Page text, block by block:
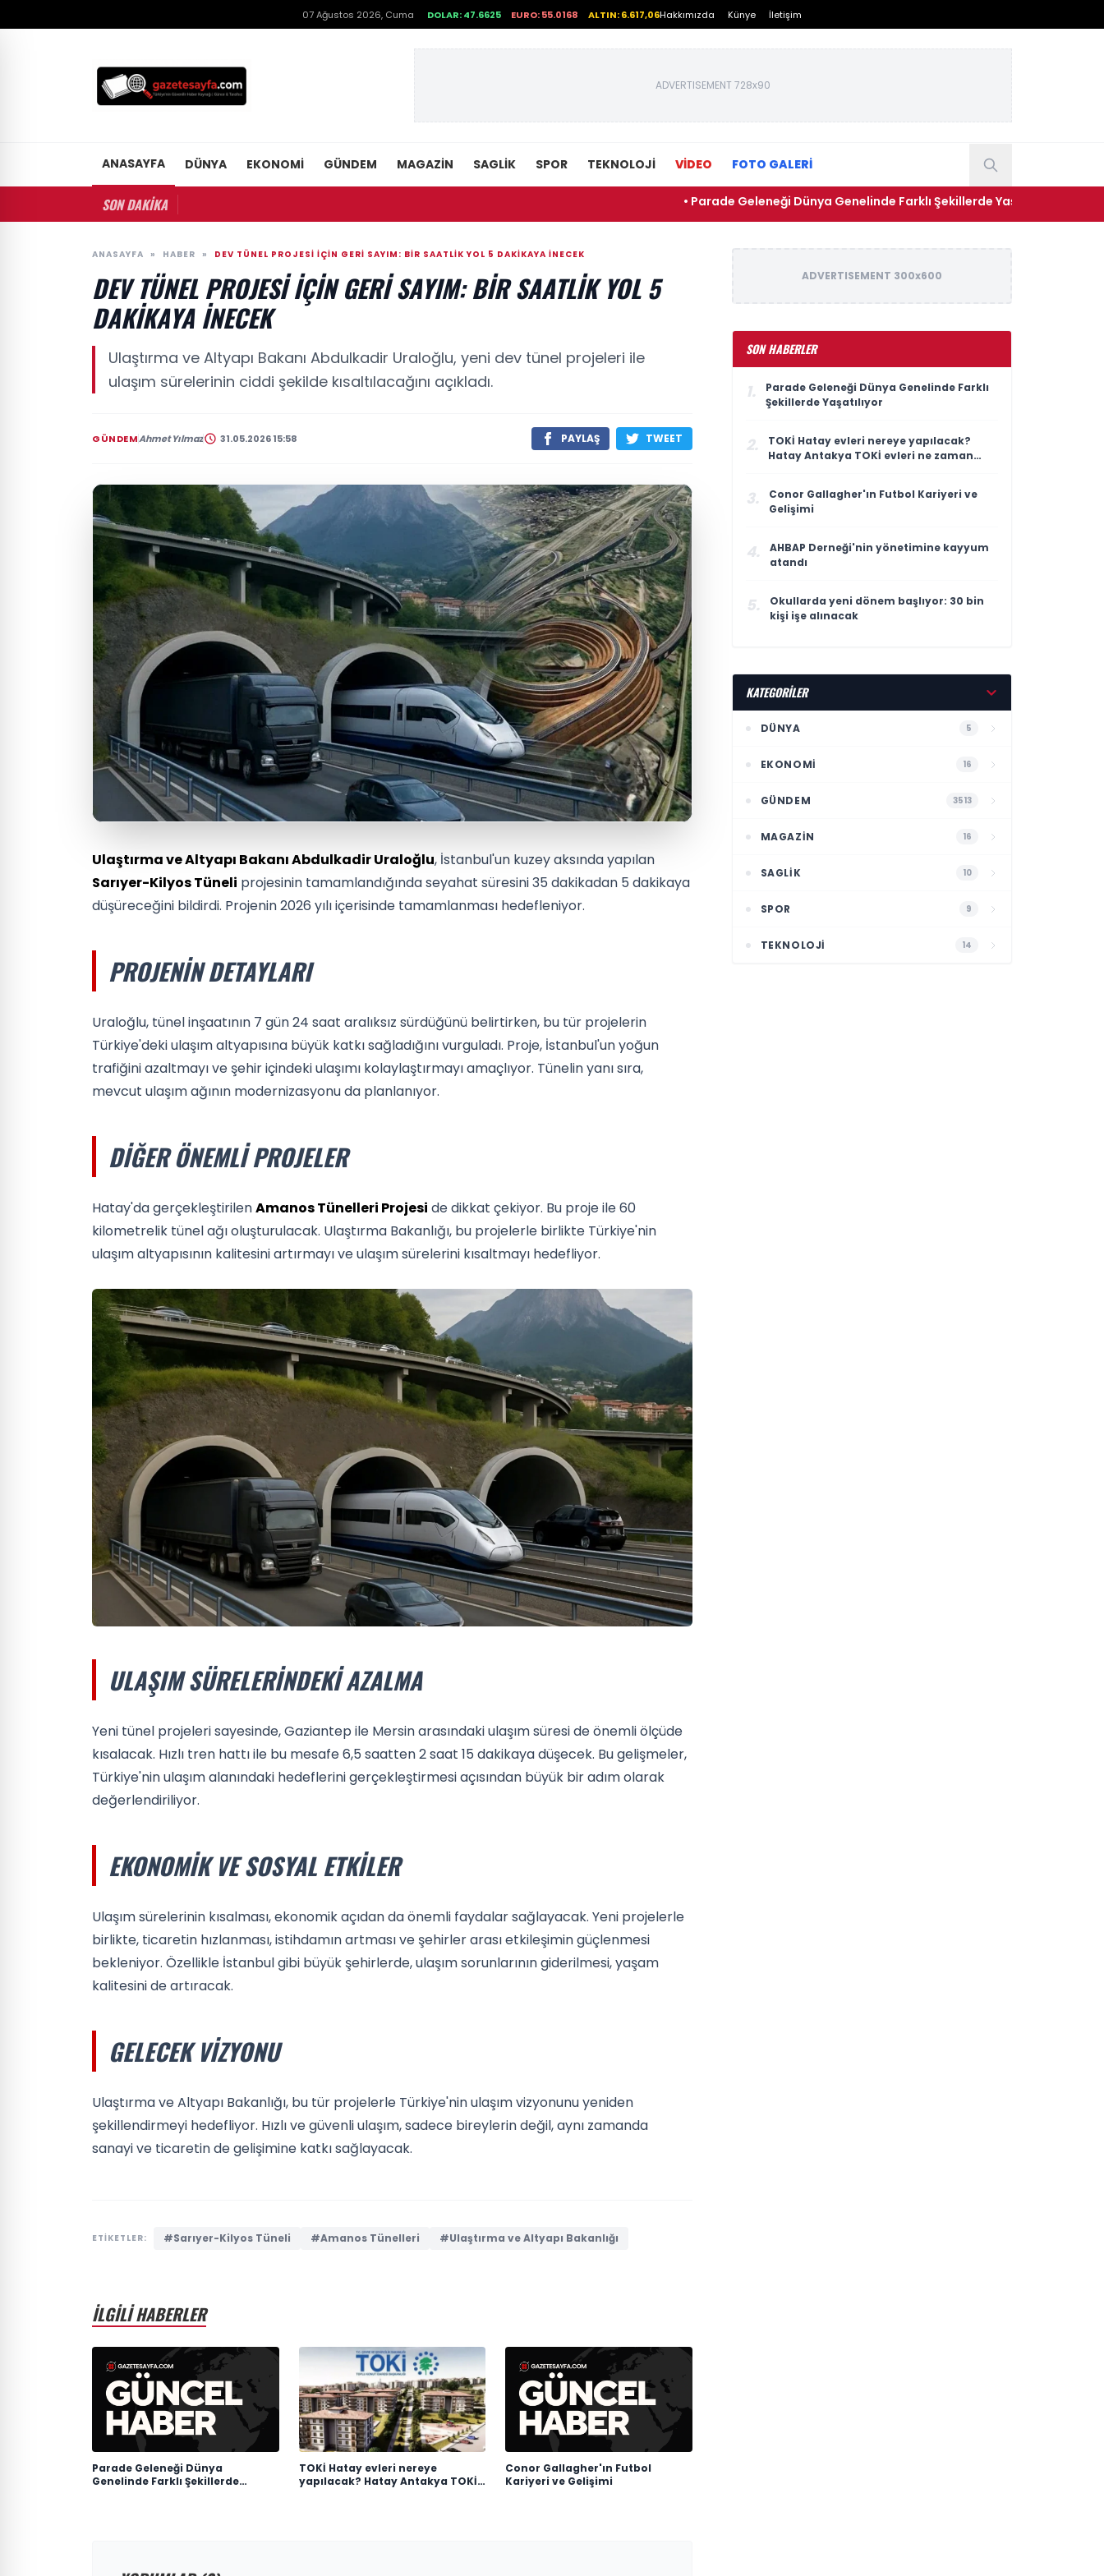
07 Ağustos 2026, Cuma DOLAR: 47.6625 EURO: 55.0168 ALTIN: 6.617,06Hakkımızda Künye İletişim
ADVERTISEMENT 728x90
ANASAYFA DÜNYA EKONOMI GÜNDEM MAGAZIN SAGLIK SPOR TEKNOLOJI VİDEO FOTO GALERİ
SON DAKİKA • Parade Geleneği Dünya Genelinde Farklı Şekillerde Yaşatılıyor
ANASAYFA » HABER » DEV TÜNEL PROJESI IÇIN GERI SAYIM: BIR SAATLIK YOL 5 DAKIKAYA INECEK
DEV TÜNEL PROJESI IÇIN GERI SAYIM: BIR SAATLIK YOL 5
DAKIKAYA INECEK
Ulaştırma ve Altyapı Bakanı Abdulkadir Uraloğlu, yeni dev tünel projeleri ile
ulaşım sürelerinin ciddi şekilde kısaltılacağını açıkladı.
GÜNDEMAhmet Yılmaz 31.05.2026 15:58 PAYLAŞ TWEET
Ulaştırma ve Altyapı Bakanı Abdulkadir Uraloğlu, İstanbul'un kuzey aksında yapılan
Sarıyer-Kilyos Tüneli projesinin tamamlandığında seyahat süresini 35 dakikadan 5 dakikaya
düşüreceğini bildirdi. Projenin 2026 yılı içerisinde tamamlanması hedefleniyor.
PROJENIN DETAYLARI
Uraloğlu, tünel inşaatının 7 gün 24 saat aralıksız sürdüğünü belirtirken, bu tür projelerin
Türkiye'deki ulaşım altyapısına büyük katkı sağladığını vurguladı. Proje, İstanbul'un yoğun
trafiğini azaltmayı ve şehir içindeki ulaşımı kolaylaştırmayı amaçlıyor. Tünelin yanı sıra,
mevcut ulaşım ağının modernizasyonu da planlanıyor.
DIĞER ÖNEMLI PROJELER
Hatay'da gerçekleştirilenAmanos Tünelleri Projesi de dikkat çekiyor. Bu proje ile 60
kilometrelik tünel ağı oluşturulacak. Ulaştırma Bakanlığı, bu projelerle birlikte Türkiye'nin
ulaşım altyapısının kalitesini artırmayı ve ulaşım sürelerini kısaltmayı hedefliyor.
ULAŞIM SÜRELERINDEKI AZALMA
Yeni tünel projeleri sayesinde, Gaziantep ile Mersin arasındaki ulaşım süresi de önemli ölçüde
kısalacak. Hızlı tren hattı ile bu mesafe 6,5 saatten 2 saat 15 dakikaya düşecek. Bu gelişmeler,
Türkiye'nin ulaşım alanındaki hedeflerini gerçekleştirmesi açısından büyük bir adım olarak
değerlendiriliyor.
EKONOMIK VE SOSYAL ETKILER
Ulaşım sürelerinin kısalması, ekonomik açıdan da önemli faydalar sağlayacak. Yeni projelerle
birlikte, ticaretin hızlanması, istihdamın artması ve şehirler arası etkileşimin güçlenmesi
bekleniyor. Özellikle İstanbul gibi büyük şehirlerde, ulaşım sorunlarının giderilmesi, yaşam
kalitesini de artıracak.
GELECEK VIZYONU
Ulaştırma ve Altyapı Bakanlığı, bu tür projelerle Türkiye'nin ulaşım vizyonunu yeniden
şekillendirmeyi hedefliyor. Hızlı ve güvenli ulaşım, sadece bireylerin değil, aynı zamanda
sanayi ve ticaretin de gelişimine katkı sağlayacak.
ETİKETLER: #Sarıyer-Kilyos Tüneli #Amanos Tünelleri #Ulaştırma ve Altyapı Bakanlığı
İLGİLİ HABERLER
Parade Geleneği Dünya
Genelinde Farklı Şekillerde
TOKİ Hatay evleri nereye
yapılacak? Hatay Antakya TOKİ
Conor Gallagher'ın Futbol
Kariyeri ve Gelişimi
ADVERTISEMENT 300x600
SON HABERLER
1.
Parade Geleneği Dünya Genelinde Farklı
Şekillerde Yaşatılıyor
2.
TOKİ Hatay evleri nereye yapılacak?
Hatay Antakya TOKİ evleri ne zaman
3.
Conor Gallagher'ın Futbol Kariyeri ve
Gelişimi
4.
AHBAP Derneği'nin yönetimine kayyum
atandı
5.
Okullarda yeni dönem başlıyor: 30 bin
kişi işe alınacak
KATEGORİLER
DÜNYA 5
EKONOMI 16
GÜNDEM 3513
MAGAZIN 16
SAGLIK 10
SPOR 9
TEKNOLOJI 14